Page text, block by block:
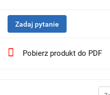
Zadaj pytanie
Pobierz produkt do PDF